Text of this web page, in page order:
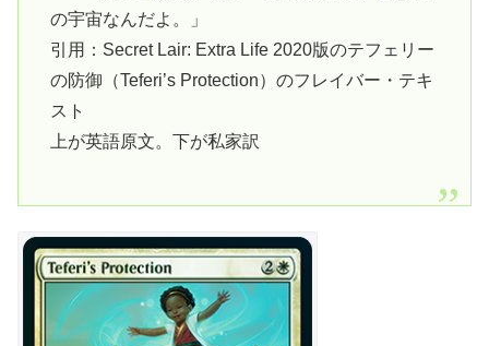
の宇宙なんだよ。」
引用：Secret Lair: Extra Life 2020版のテフェリー
の防御（Teferi’s Protection）のフレイバー・テキ
スト
上が英語原文。下が私家訳